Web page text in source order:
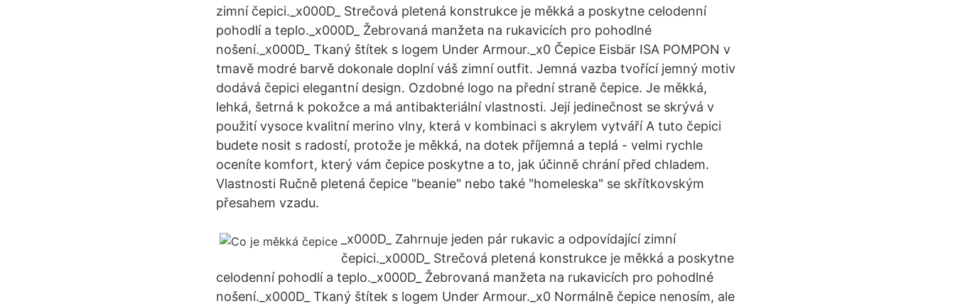
zimní čepici._x000D_ Strečová pletená konstrukce je měkká a poskytne celodenní
pohodlí a teplo._x000D_ Žebrovaná manžeta na rukavicích pro pohodlné
nošení._x000D_ Tkaný štítek s logem Under Armour._x0 Čepice Eisbär ISA POMPON v
tmavě modré barvě dokonale doplní váš zimní outfit. Jemná vazba tvořící jemný motiv
dodává čepici elegantní design. Ozdobné logo na přední straně čepice. Je měkká,
lehká, šetrná k pokožce a má antibakteriální vlastnosti. Její jedinečnost se skrývá v
použití vysoce kvalitní merino vlny, která v kombinaci s akrylem vytváří A tuto čepici
budete nosit s radostí, protože je měkká, na dotek příjemná a teplá - velmi rychle
oceníte komfort, který vám čepice poskytne a to, jak účinně chrání před chladem.
Vlastnosti Ručně pletená čepice "beanie" nebo také "homeleska" se skřítkovským
přesahem vzadu.
_x000D_ Zahrnuje jeden pár rukavic a odpovídající zimní
čepici._x000D_ Strečová pletená konstrukce je měkká a poskytne
celodenní pohodlí a teplo._x000D_ Žebrovaná manžeta na rukavicích pro pohodlné
nošení._x000D_ Tkaný štítek s logem Under Armour._x0 Normálně čepice nenosím, ale